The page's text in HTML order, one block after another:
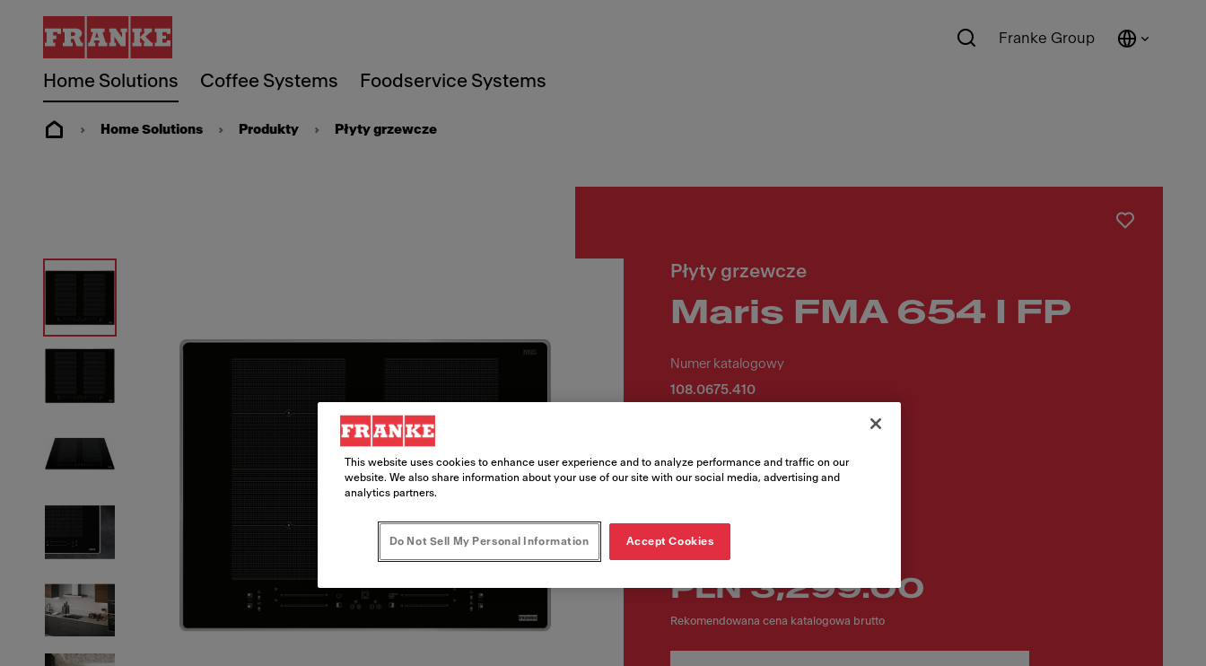
Home Solutions Coffee Systems Foodservice Systems
Franke Group
Home Solutions Produkty Płyty grzewcze
Płyty grzewcze
Maris FMA 654 I FP
Numer katalogowy
108.0675.410
PLN 3,299.00
Rekomendowana cena katalogowa brutto
This website uses cookies to enhance user experience and to analyze performance and traffic on our
website. We also share information about your use of our site with our social media, advertising and
analytics partners.
Do Not Sell My Personal Information Accept Cookies